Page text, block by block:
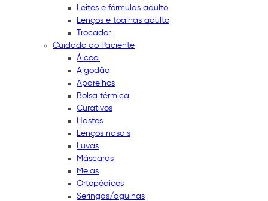
Leites e fórmulas adulto
Lenços e toalhas adulto
Trocador
Cuidado ao Paciente
Álcool
Algodão
Aparelhos
Bolsa térmica
Curativos
Hastes
Lenços nasais
Luvas
Máscaras
Meias
Ortopédicos
Seringas/agulhas